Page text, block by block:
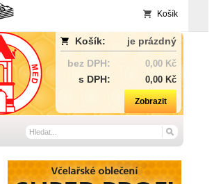
Košík
Košík:
je prázdný
bez DPH:
0,00 Kč
s DPH: 0,00 Kč
Zobrazit